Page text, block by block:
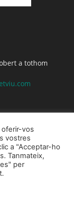
a tothom
vos
vostres
a "Acceptar-ho
Tanmateix,
per